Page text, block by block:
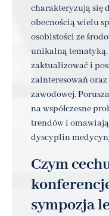
charakteryzują się
obecnością wielu
osobistości ze
unikalną tematyką.
zaktualizować i
zainteresowań
zawodowej.
na współczesne
trendów i
dyscyplin
Czym
sympozja